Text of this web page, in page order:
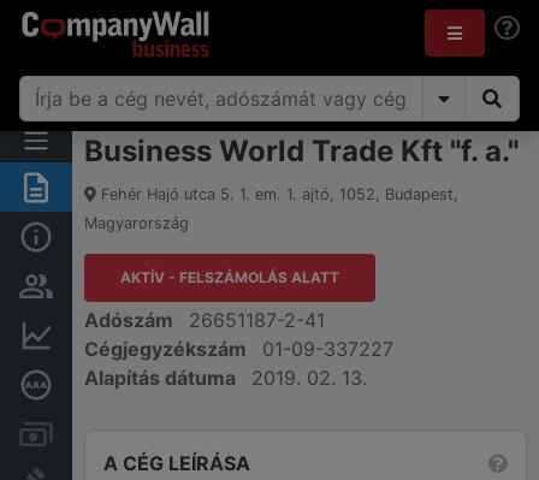
Összegzés
Alap információk
Személyek és tulajdonjog
Mélyreható hitelminősítés
Számlák és zárolások
Business World Trade Kft "f. a."
Fehér Hajó utca 5. 1. em. 1. ajtó, 1052, Budapest,
Magyarország
AKTÍV - FELSZÁMOLÁS ALATT
Adószám
26651187-2-41
Cégjegyzékszám
01-09-337227
Alapítás dátuma
2019. 02. 13.
A CÉG LEÍRÁSA